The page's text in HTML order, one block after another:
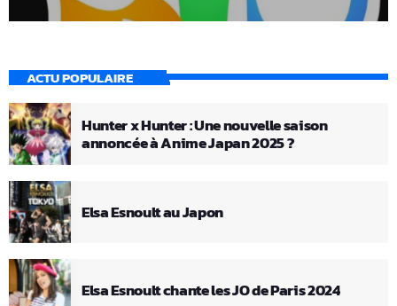
ACTU POPULAIRE
Hunter x Hunter : Une nouvelle saison
annoncée à Anime Japan 2025 ?
Elsa Esnoult au Japon
Elsa Esnoult chante les JO de Paris 2024